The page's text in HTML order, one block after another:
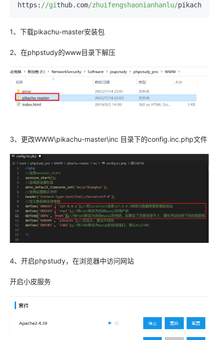
https: //gi thub.com/zhuifengshaonianhanlu/
1、下载pikachu-master安装包
2、在phpstudy的www目录下解压
3、更改WWW\pikachu-master\inc 目录下的config.inc.php文件
4、开启phpstudy，在浏览器中访问网站
开启小皮服务